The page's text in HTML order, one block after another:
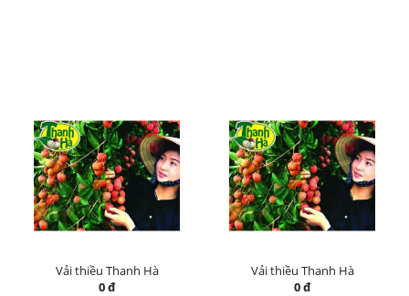
Vải thiều Thanh Hà
0 đ
Vải thiều Thanh Hà
0 đ